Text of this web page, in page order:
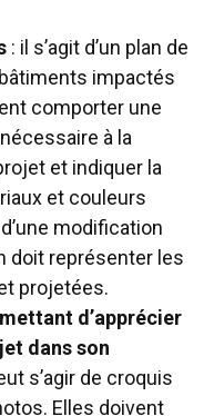
: il s’agit d’un plan de
impactés
comporter une
à la
et indiquer la
et couleurs
modification
doit représenter les
projetées.
d’apprécier
dans son
s’agir de croquis
Elles doivent